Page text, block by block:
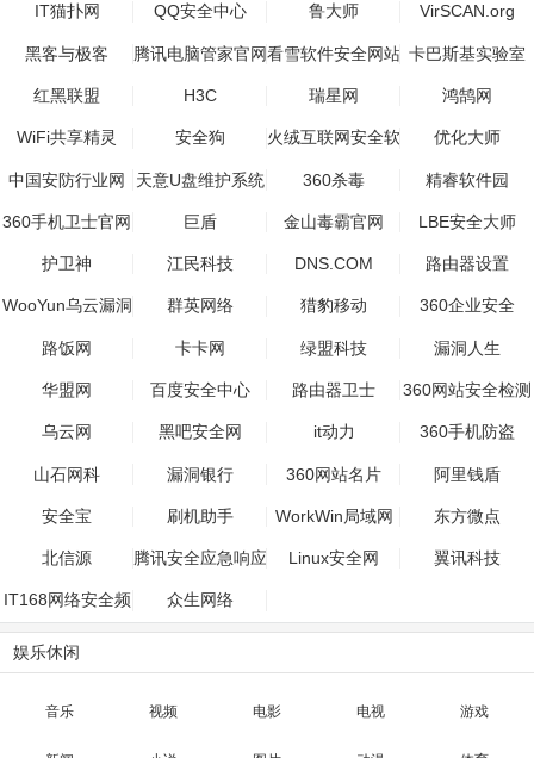
IT猫扑网 QQ安全中心 鲁大师 VirSCAN.org
黑客与极客 腾讯电脑管家官网看雪软件安全网站 卡巴斯基实验室
红黑联盟 H3C 瑞星网 鸿鹄网
WiFi共享精灵 安全狗 火绒互联网安全软
件
优化大师
中国安防行业网 天意U盘维护系统 360杀毒 精睿软件园
360手机卫士官网 巨盾 金山毒霸官网 LBE安全大师
护卫神 江民科技 DNS.COM 路由器设置
WooYun乌云漏洞
报告平台
群英网络 猎豹移动 360企业安全
路饭网 卡卡网 绿盟科技 漏洞人生
华盟网 百度安全中心 路由器卫士 360网站安全检测
乌云网 黑吧安全网 it动力 360手机防盗
山石网科 漏洞银行 360网站名片 阿里钱盾
安全宝 刷机助手 WorkWin局域网
监控管理软件
东方微点
北信源 腾讯安全应急响应
中心
Linux安全网 翼讯科技
IT168网络安全频
道
众生网络
娱乐休闲
音乐 视频 电影 电视 游戏